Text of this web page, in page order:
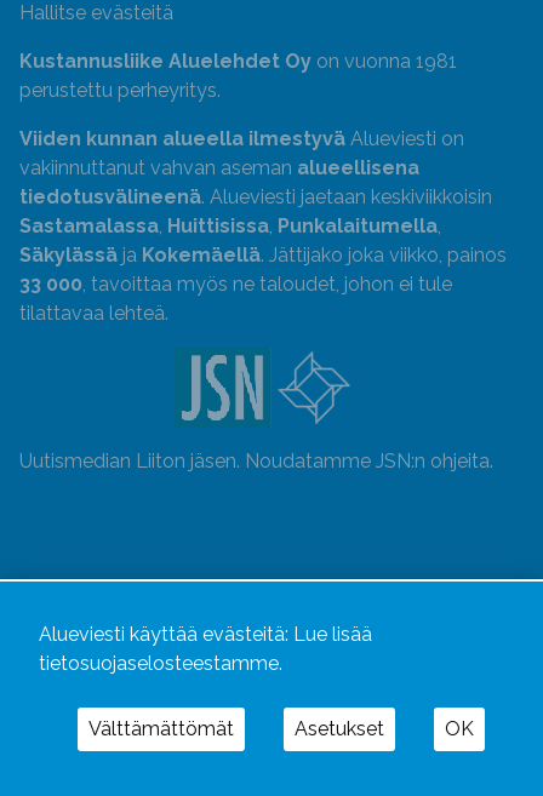
Hallitse evästeitä
Kustannusliike Aluelehdet Oy on vuonna 1981
perustettu perheyritys.
Viiden kunnan alueella ilmestyvä Alueviesti on
vakiinnuttanut vahvan aseman alueellisena
tiedotusvälineenä. Alueviesti jaetaan keskiviikkoisin
Sastamalassa, Huittisissa, Punkalaitumella,
Säkylässä ja Kokemäellä. Jättijako joka viikko, painos
33 000, tavoittaa myös ne taloudet, johon ei tule
tilattavaa lehteä.
Uutismedian Liiton jäsen. Noudatamme JSN:n ohjeita.
Alueviesti käyttää evästeitä: Lue lisää
tietosuojaselosteestamme.
Välttämättömät Asetukset OK